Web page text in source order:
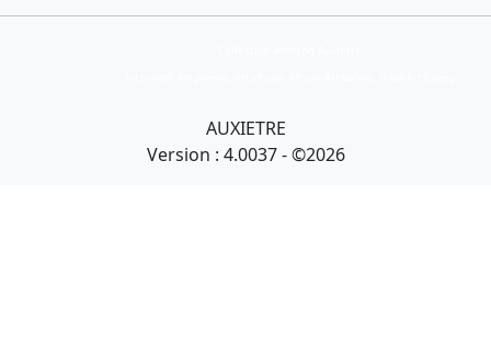
AUXIETRE
Version : 4.0037 - ©2026